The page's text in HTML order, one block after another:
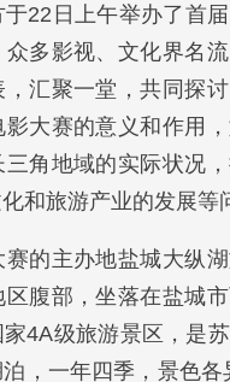
日上午举办了首届
多影视、文化界名
汇聚一堂，共同探
大赛的意义和作用
角地域的实际状况
和旅游产业的发展等
主办地盐城大纵湖
腹部，坐落在盐城
4A级旅游景区，是
，一年四季，景色各